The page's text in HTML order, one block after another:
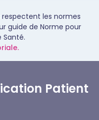
les normes
guide de Norme pour
Santé.
Patient